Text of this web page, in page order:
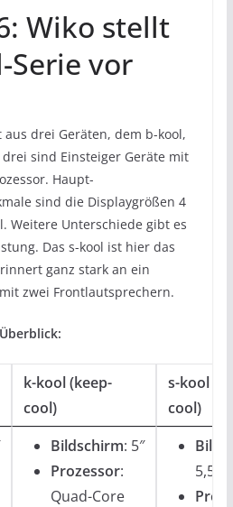
Wiko stellt
Serie vor
aus drei Geräten, dem b-kool,
sind Einsteiger Geräte mit
Haupt-
sind die Displaygrößen 4
Weitere Unterschiede gibt es
Das s-kool ist hier das
ganz stark an ein
zwei Frontlautsprechern.
k-kool (keep-
cool)
s-kool
cool)
Bildschirm: 5″
Prozessor:
Quad-Core
5,5″